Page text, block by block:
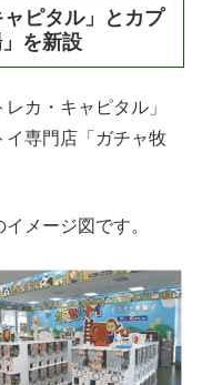
ピタル」とカプ
を新設
カ・キャピタル」
イ専門店「ガチャ牧
メージ図です。